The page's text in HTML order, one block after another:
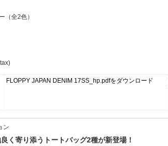
（全2色）
FLOPPY JAPAN DENIM 17SS_hp.pdfをダウンロード
ン
く寄り添うトートバッグ2種が新登場！